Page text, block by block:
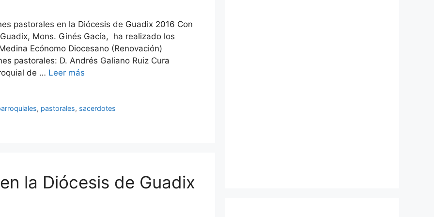
pastorales en la Diócesis de Guadix 2016 Con
Mons. Ginés Gacía, ha realizado los
Ecónomo Diocesano (Renovación)
pastorales: D. Andrés Galiano Ruiz Cura
de … Leer más
, pastorales, sacerdotes
la Diócesis de Guadix